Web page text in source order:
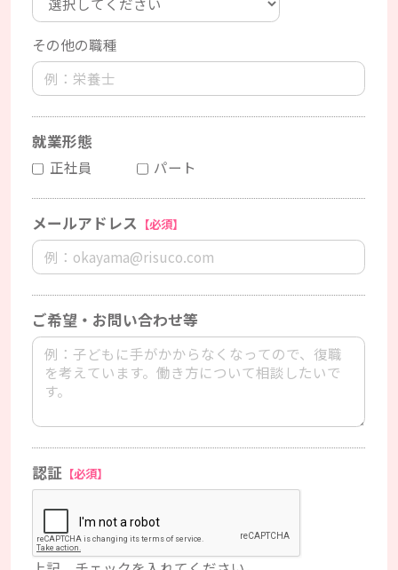
その他の職種
就業形態
正社員 パート
メールアドレス 【必須】
ご希望・お問い合わせ等
認証 【必須】